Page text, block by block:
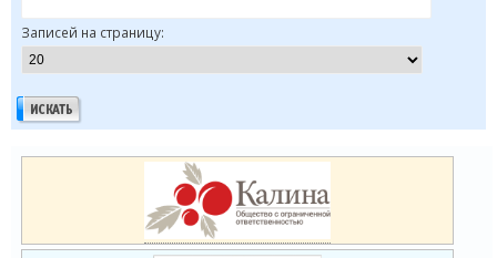
Записей на страницу: